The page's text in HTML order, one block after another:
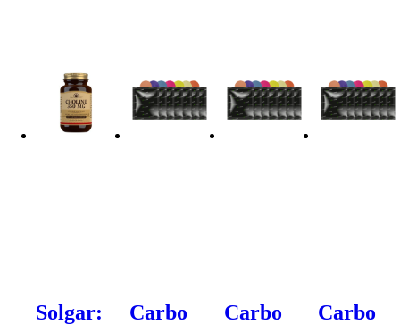
Solgar: Carbo Carbo Carbo